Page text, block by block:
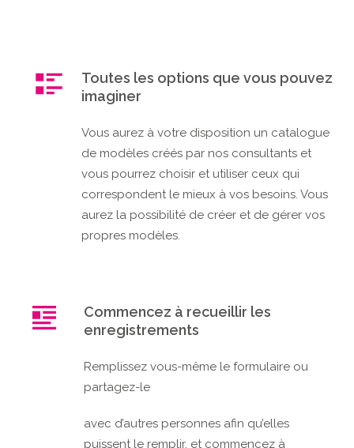
Toutes les options que vous pouvez
imaginer
Vous aurez à votre disposition un catalogue
de modèles créés par nos consultants et
vous pourrez choisir et utiliser ceux qui
correspondent le mieux à vos besoins. Vous
aurez la possibilité de créer et de gérer vos
propres modèles.
Commencez à recueillir les
enregistrements
Remplissez vous-même le formulaire ou
partagez-le
avec d’autres personnes afin qu’elles
puissent le remplir, et commencez à